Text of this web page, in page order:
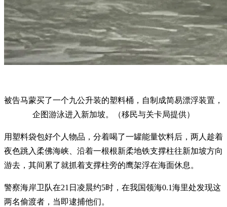
被告马蒙买了一个九公升装的塑料桶，自制成简易漂浮装置，
企图游泳进入新加坡。（移民与关卡局提供）
用塑料袋包好个人物品，分着喝了一罐能量饮料后，两人趁着
夜色跳入柔佛海峡、沿着一根根新柔地铁支撑柱往新加坡方向
游去，其间累了就抓着支撑柱旁的鹰架浮在海面休息。
警察海岸卫队在21日凌晨约5时，在我国领海0.1海里处发现这
两名偷渡者，当即逮捕他们。